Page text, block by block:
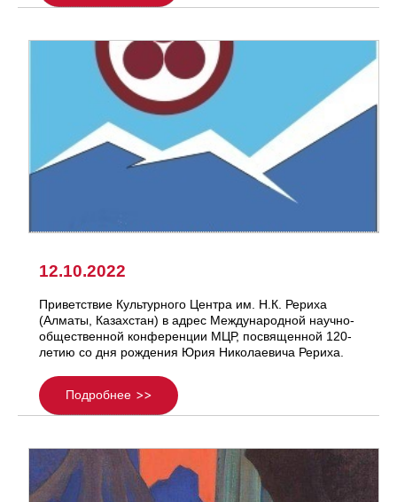
12.10.2022
Приветствие Культурного Центра им. Н.К. Рериха
(Алматы, Казахстан) в адрес Международной научно-
общественной конференции МЦР, посвященной 120-
летию со дня рождения Юрия Николаевича Рериха.
Подробнее